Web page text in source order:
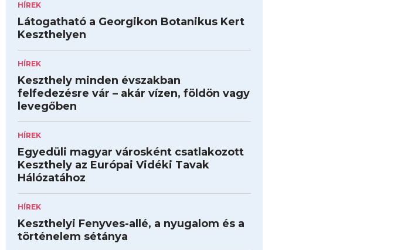
HÍREK
Látogatható a Georgikon Botanikus Kert
Keszthelyen
HÍREK
Keszthely minden évszakban
felfedezésre vár – akár vízen, földön vagy
levegőben
HÍREK
Egyedüli magyar városként csatlakozott
Keszthely az Európai Vidéki Tavak
Hálózatához
HÍREK
Keszthelyi Fenyves-allé, a nyugalom és a
történelem sétánya